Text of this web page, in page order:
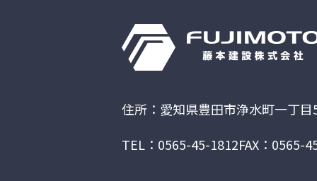
住所：愛知県豊田市浄水町一丁目
TEL：0565-45-1812FAX：0565-